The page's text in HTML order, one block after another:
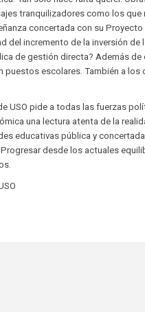
tranquilizadores como los
concertada con su
del incremento de la inversión de
de gestión directa? Además
puestos escolares. También a
USO pide a todas las fuerzas
una lectura atenta de la
educativas pública y
desde los actuales